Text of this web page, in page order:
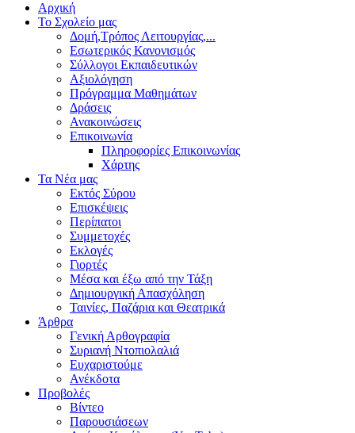
Αρχική
Το Σχολείο μας
Δομή,Τρόπος Λειτουργίας,...
Εσωτερικός Κανονισμός
Σύλλογοι Εκπαιδευτικών
Αξιολόγηση
Πρόγραμμα Μαθημάτων
Δράσεις
Ανακοινώσεις
Επικοινωνία
Πληροφορίες Επικοινωνίας
Χάρτης
Τα Νέα μας
Εκτός Σύρου
Επισκέψεις
Περίπατοι
Συμμετοχές
Εκλογές
Γιορτές
Μέσα και έξω από την Τάξη
Δημιουργική Απασχόληση
Ταινίες, Παζάρια και Θεατρικά
Άρθρα
Γενική Αρθογραφία
Συριανή Ντοπιολαλιά
Ευχαριστούμε
Ανέκδοτα
Προβολές
Βίντεο
Παρουσιάσεων